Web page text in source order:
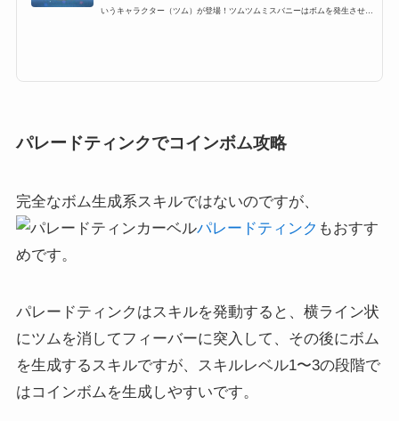
いうキャラクター（ツム）が登場！ツムツムミスバニーはボムを発生させる
パレードティンクでコインボム攻略
完全なボム生成系スキルではないのですが、
パレードティンク もおすす
めです。
パレードティンクはスキルを発動すると、横ライン状
にツムを消してフィーバーに突入して、その後にボム
を生成するスキルですが、スキルレベル1〜3の段階で
はコインボムを生成しやすいです。